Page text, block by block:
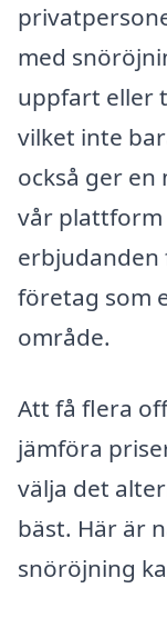
med
uppfart eller
vilket inte
också ger
vår plattform
erbjudanden
företag som
område.
Att få flera
jämföra
välja det
bäst. Här är
snöröjning